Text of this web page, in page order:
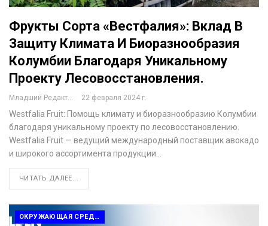
Фрукты Сорта «Вестфалия»: Вклад В
Защиту Климата И Биоразнообразия
Колумбии Благодаря Уникальному
Проекту Лесовосстановления.
Младший Редактор 22 февраля 2024 г.
Westfalia Fruit: Помощь климату и биоразнообразию Колумбии
благодаря уникальному проекту по лесовосстановлению.
Westfalia Fruit — ведущий международный поставщик авокадо
и широкого ассортимента продукции…
ЧИТАТЬ ДАЛЕЕ...
ОКРУЖАЮЩАЯ СРЕДА И ПЕРЕРАБОТКА ОТХОДОВ